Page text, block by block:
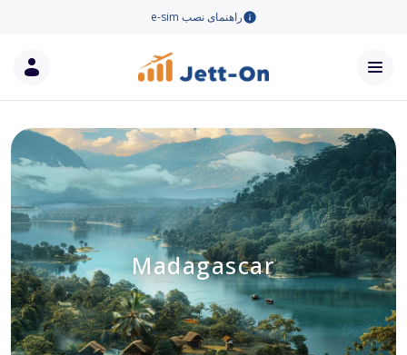
راهنمای نصب e-sim
Madagascar